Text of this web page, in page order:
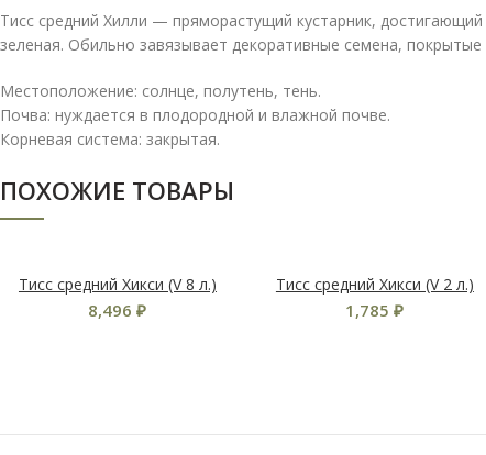
Тисс средний Хилли — пряморастущий кустарник,
зеленая. Обильно завязывает декоративные семена,
Местоположение: солнце, полутень, тень.
Почва: нуждается в плодородной и влажной почве.
Корневая система: закрытая.
ПОХОЖИЕ ТОВАРЫ
Тисс средний Хикси (V 8 л.)
8,496₽
Тисс средний Хикси (V 2 л.)
1,785₽